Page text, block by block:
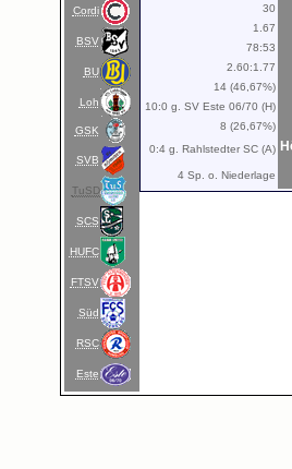
Cordi
BSV
BU
Loh
GSK
SVB
TuSD
SCS
HUFC
FTSV
Süd
RSC
Este
30
1.67
78:53
2.60:1.77
14 (46,67%)
10:0 g. SV Este 06/70 (H)
8 (26,67%)
0:4 g. Rahlstedter SC (A)
4 Sp. o. Niederlage